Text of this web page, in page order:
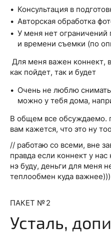
Консультация в
Авторская обработка
У меня нет ограничений
и времени съемки (по
Для меня важен коннект,
как пойдет, так и будет
Очень не люблю
можно у тебя дома,
В общем все обсуждаемо.
вам кажется, что это ну
// работаю со всеми, вне
правда если коннект у
нэ буду, деньги для меня
теплообмен куда важнее)))
ПАКЕТ № 2
Усталь,